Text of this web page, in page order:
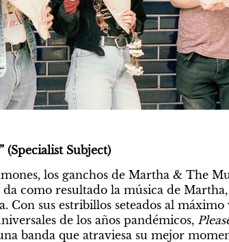
(Specialist Subject)
los ganchos de Martha & The
da como resultado la música de
Con sus estribillos seteados al
de los años pandémicos,
banda que atraviesa su mejor